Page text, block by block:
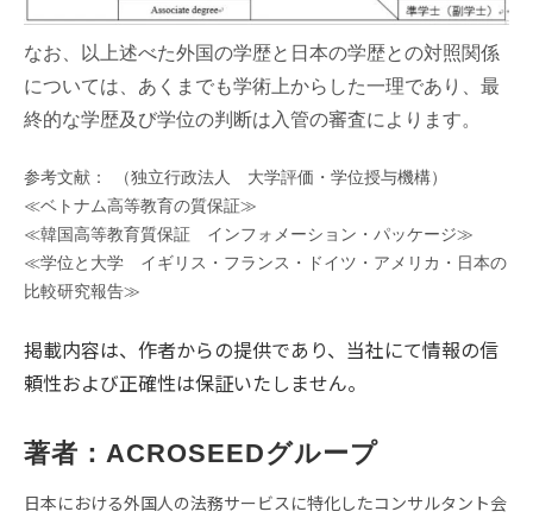
なお、以上述べた外国の学歴と日本の学歴との対照関係
については、あくまでも学術上からした一理であり、最
終的な学歴及び学位の判断は入管の審査によります。
参考文献： （独立行政法人 大学評価・学位授与機構）
≪ベトナム高等教育の質保証≫
≪韓国高等教育質保証 インフォメーション・パッケージ≫
≪学位と大学 イギリス・フランス・ドイツ・アメリカ・日本の
比較研究報告≫
掲載内容は、作者からの提供であり、当社にて情報の信
頼性および正確性は保証いたしません。
著者：ACROSEEDグループ
日本における外国人の法務サービスに特化したコンサルタント会